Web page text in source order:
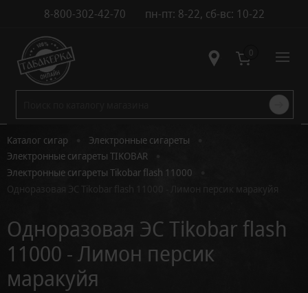
8-800-302-42-70 пн-пт: 8-22, сб-вс: 10-22
Контакты 0
Каталог сигар Электронные сигареты
Электронные сигареты TIKOBAR
Электронные сигареты Tikobar flash 11000
Одноразовая ЭС Tikobar flash 11000 - Лимон персик маракуйя
Одноразовая ЭС Tikobar flash
11000 - Лимон персик
маракуйя